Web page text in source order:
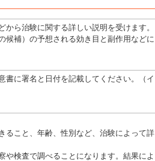
ら治験に関する詳しい説明を受けます。
候補）の予想される効き目と副作用などに
書に署名と日付を記載してください。（イ
ること、年齢、性別など、治験によって詳
や検査で調べることになります。結果によ